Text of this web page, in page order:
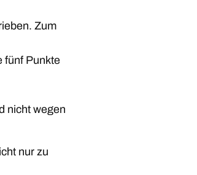
Zum
fünf Punkte
nicht wegen
nur zu